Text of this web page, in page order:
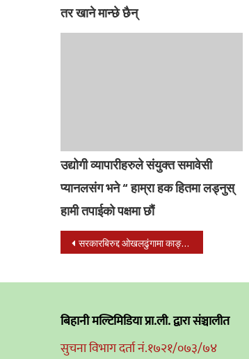
तर खाने मान्छे छैन्
उद्योगी व्यापारीहरुले संयुक्त समावेसी
प्यानलसंग भने “ हाम्रा हक हितमा लड्नुस्
हामी तपाईको पक्षमा छौं
Post
सरकारबिरुद्द ओखलढुंगामा काङ्ग्रेसको बिरोध प्रदर्शन
बिहानी मल्टिमिडिया प्रा.ली. द्वारा संञ्चालीत
सुचना विभाग दर्ता नं.१७२१/०७३/७४